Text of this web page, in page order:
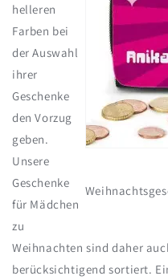
helleren
Farben bei
der Auswahl
ihrer
Geschenke
den Vorzug
geben.
Unsere
Geschenke
für Mädchen
zu
Weihnachten sind daher
berücksichtigend sortiert.